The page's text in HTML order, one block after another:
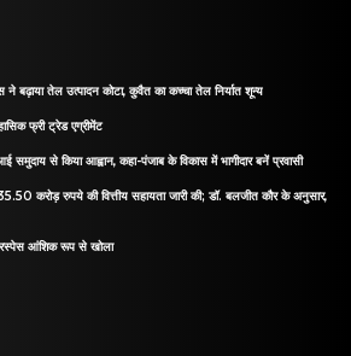
बढ़ाया तेल उत्पादन कोटा, कुवैत का कच्चा तेल निर्यात शून्य
फ्री ट्रेड एग्रीमेंट
से किया आह्वान, कहा-पंजाब के विकास में भागीदार बनें प्रवासी
करोड़ रुपये की वित्तीय सहायता जारी की; डॉ. बलजीत कौर के अनुसार,
आंशिक रूप से खोला